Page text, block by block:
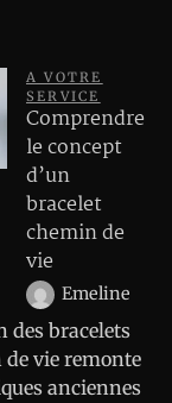
A VOTRE
SERVICE
Comprendre
le concept
d’un
bracelet
chemin de
vie
Emeline
des bracelets
de vie remonte
anciennes